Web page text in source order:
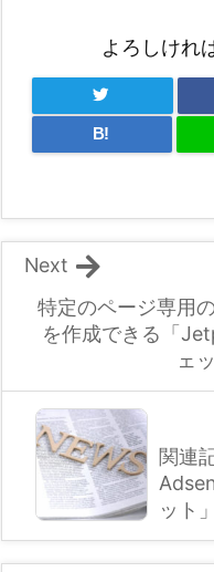
よろしけれ
B!
特定のページ専用
を作成できる「
ェ
Next
関連
ット」